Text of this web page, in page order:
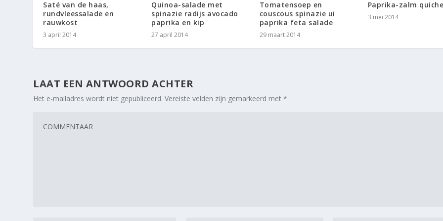
Saté van de haas,
rundvleessalade en
rauwkost
3 april 2014
Quinoa-salade met
spinazie radijs avocado
paprika en kip
27 april 2014
Tomatensoep en
couscous spinazie ui
paprika feta salade
29 maart 2014
Paprika-zalm
3 mei 2014
LAAT EEN ANTWOORD ACHTER
Het e-mailadres wordt niet gepubliceerd. Vereiste velden zijn gemarkeerd met*